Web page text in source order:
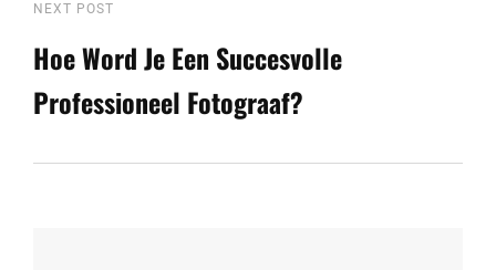
Next
Post
NEXT POST
Hoe Word Je Een Succesvolle
Professioneel Fotograaf?